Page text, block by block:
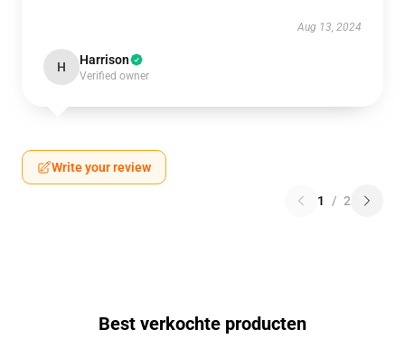
Aug 13, 2024
H Harrison
Verified owner
Write your review
1 / 2
Best verkochte producten